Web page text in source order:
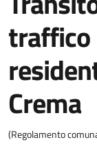
traffico
Crema
(Regolamento